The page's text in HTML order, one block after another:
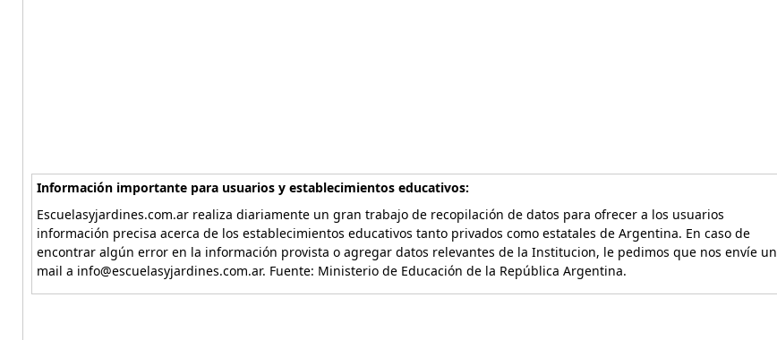
Información importante para usuarios y establecimientos educativos:
Escuelasyjardines.com.ar realiza diariamente un gran trabajo de recopilación de datos para ofrecer a los usuarios
información precisa acerca de los establecimientos educativos tanto privados como estatales de Argentina. En caso de
encontrar algún error en la información provista o agregar datos relevantes de la Institucion, le pedimos que nos envíe un
mail a info@escuelasyjardines.com.ar. Fuente: Ministerio de Educación de la República Argentina.